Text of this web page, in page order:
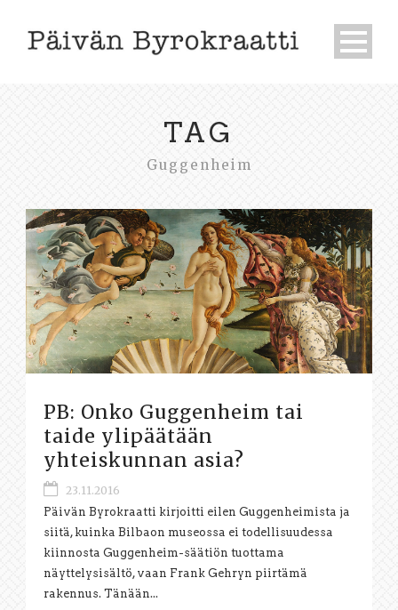
TAG
Guggenheim
PB: Onko Guggenheim tai
taide ylipäätään
yhteiskunnan asia?
23.11.2016
Päivän Byrokraatti kirjoitti eilen Guggenheimista ja
siitä, kuinka Bilbaon museossa ei todellisuudessa
kiinnosta Guggenheim-säätiön tuottama
näyttelysisältö, vaan Frank Gehryn piirtämä
rakennus. Tänään...